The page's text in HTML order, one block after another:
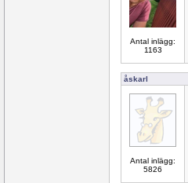
Antal inlägg:
1163
åskarl
Antal inlägg:
5826